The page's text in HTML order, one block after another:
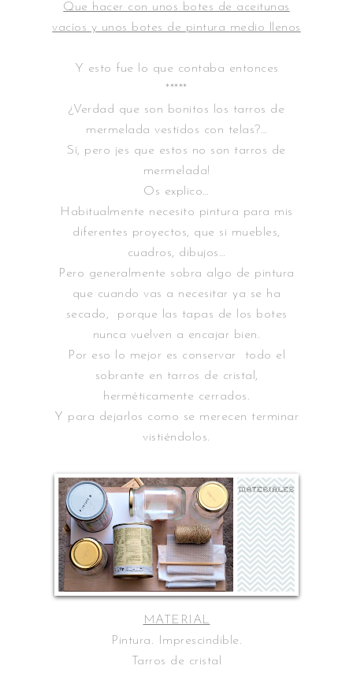
Que hacer con unos botes de aceitunas
vacíos y unos botes de pintura medio llenos
Y esto fue lo que contaba entonces
*****
¿Verdad que son bonitos los tarros de
mermelada vestidos con telas?…
Sí, pero ¡es que estos no son tarros de
mermelada!
Os explico…
Habitualmente necesito pintura para mis
diferentes proyectos, que si muebles,
cuadros, dibujos…
Pero generalmente sobra algo de pintura
que cuando vas a necesitar ya se ha
secado, porque las tapas de los botes
nunca vuelven a encajar bien.
Por eso lo mejor es conservar todo el
sobrante en tarros de cristal,
herméticamente cerrados.
Y para dejarlos como se merecen terminar
vistiéndolos.
MATERIAL
Pintura. Imprescindible.
Tarros de cristal